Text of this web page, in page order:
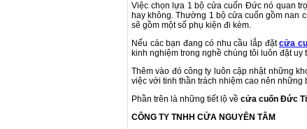
Việc chọn lựa 1 bộ cửa cuốn Đức nó quan
hay không. Thường 1 bộ cửa cuốn gồm nan
sẽ gồm một số phụ kiện đi kèm.
Nếu các bạn đang có nhu cầu lắp đặtcửa
kinh nghiệm trong nghề chúng tôi luôn đặt
Thêm vào đó công ty luôn cập nhật những
việc với tinh thần trách nhiệm cao nên những
Phần trên là những tiết lộ về cửa cuốn Đức
CÔNG TY TNHH CỬA NGUYÊN TÂM